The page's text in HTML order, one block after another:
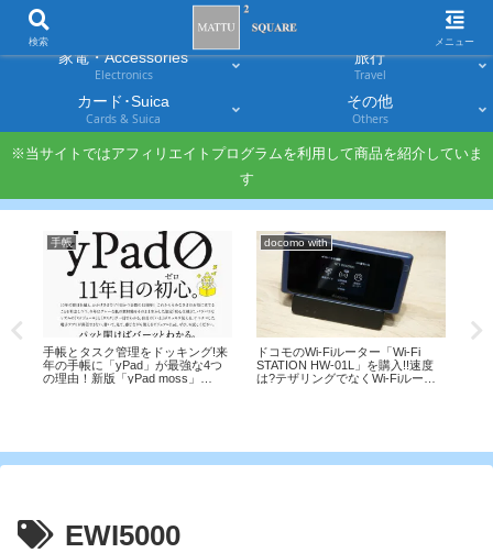
家電・Accessories
Electronics
旅行
Travel
カード･Suica
Cards & Suica
その他
Others
※当サイトではアフィリエイトプログラムを利用して商品を紹介していま
す
手帳
手帳とタスク管理をドッキング!来
年の手帳に「yPad」が最強な4つ
の理由！新版「yPad moss」
docomo with
ドコモのWi-Fiルーター「Wi-Fi
STATION HW-01L」を購入!!速度
は?テザリングでなくWi-Fiルータ
EWI5000
検索 メニュー